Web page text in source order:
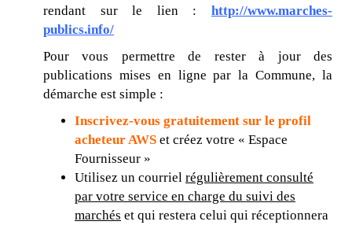
rendant sur le lien : http://www.marches-
publics.info/
Pour vous permettre de rester à jour des
publications mises en ligne par la Commune, la
démarche est simple :
Inscrivez-vous gratuitement sur le profil
acheteur AWS et créez votre « Espace
Fournisseur »
Utilisez un courriel régulièrement consulté
par votre service en charge du suivi des
marchés et qui restera celui qui réceptionnera